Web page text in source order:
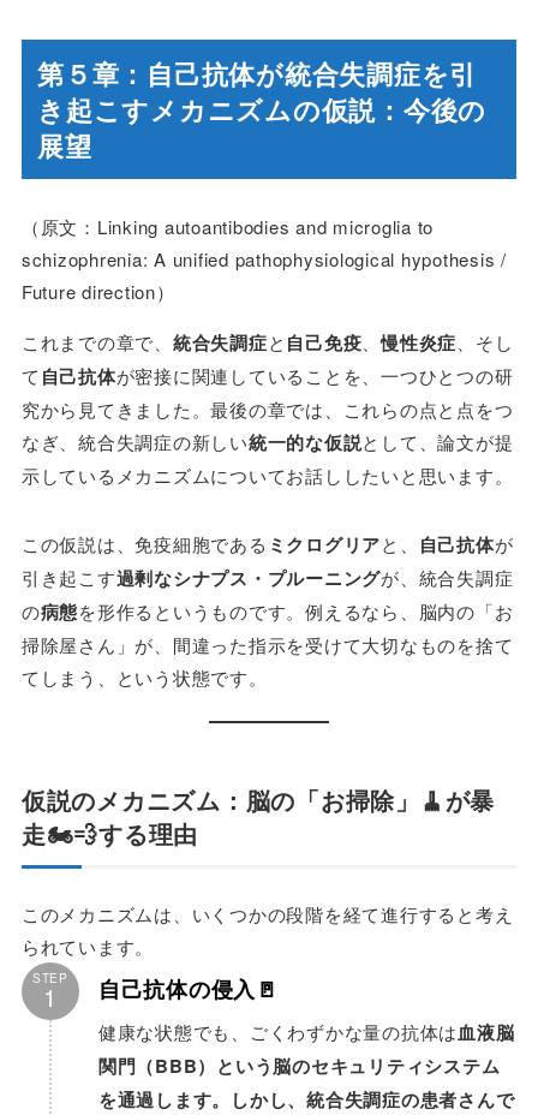
第５章：自己抗体が統合失調症を引
き起こすメカニズムの仮説：今後の
展望
（原文：Linking autoantibodies and microglia to
schizophrenia: A unified pathophysiological hypothesis /
Future direction）
これまでの章で、 統合失調症と 自己免疫、慢性炎症、そし
て 自己抗体が密接に関連していることを、一つひとつの研
究から見てきました。最後の章では、これらの点と点をつ
なぎ、統合失調症の新しい統一的な仮説として、論文が提
示しているメカニズムについてお話ししたいと思います。
この仮説は、免疫細胞である ミクログリアと、 自己抗体が
引き起こす過剰なシナプス・プルーニングが、統合失調症
の病態を形作るというものです。例えるなら、脳内の「お
掃除屋さん」が、間違った指示を受けて大切なものを捨て
てしまう、という状態です。
仮説のメカニズム：脳の「お掃除」🧹が暴
走🏍💨する理由
このメカニズムは、いくつかの段階を経て進行すると考え
られています。
STEP
1 自己抗体の侵入🚪
健康な状態でも、ごくわずかな量の抗体は血液脳
関門（BBB）という脳のセキュリティシステム
を通過します。しかし、統合失調症の患者さんで